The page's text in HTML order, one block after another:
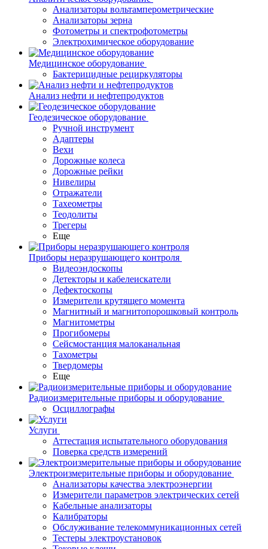
Анализаторы вольтамперометрические
Анализаторы зерна
Фотометры и спектрофотометры
Электрохимическое оборудование
Медицинское оборудование
Бактерицидные рециркуляторы
Анализ нефти и нефтепродуктов
Геодезическое оборудование
Ручной инструмент
Адаптеры
Вехи
Дорожные колеса
Дорожные рейки
Нивелиры
Отражатели
Тахеометры
Теодолиты
Трегеры
Еще
Приборы неразрушающего контроля
Видеоэндоскопы
Детекторы и кабелеискатели
Дефектоскопы
Измерители крутящего момента
Магнитный и магнитопорошковый контроль
Магнитометры
Прогибомеры
Сейсмостанция малоканальная
Тахометры
Твердомеры
Еще
Радиоизмерительные приборы и оборудование
Осциллографы
Услуги
Аттестация испытательного оборудования
Поверка средств измерений
Электроизмерительные приборы и оборудование
Анализаторы качества электроэнергии
Измерители параметров электрических сетей
Кабельные анализаторы
Калибраторы
Обслуживание телекоммуникационных сетей
Тестеры электроустановок